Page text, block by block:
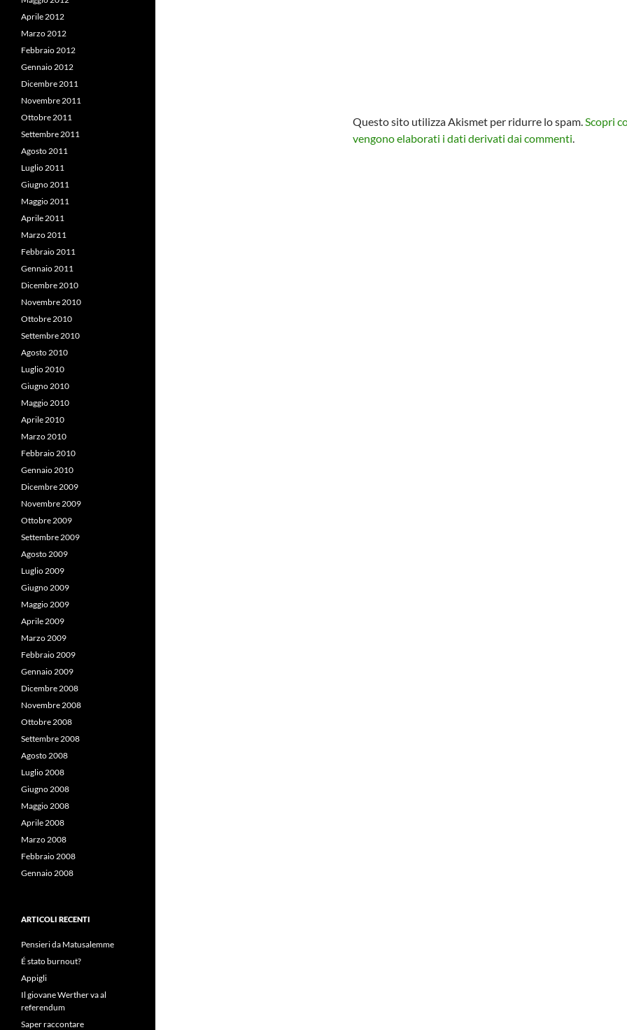
Questo sito utilizza Akismet per ridurre lo spam.Scopri
vengono elaborati i dati derivati dai commenti.
Aprile 2012
Marzo 2012
Febbraio 2012
Gennaio 2012
Dicembre 2011
Novembre 2011
Ottobre 2011
Settembre 2011
Agosto 2011
Luglio 2011
Giugno 2011
Maggio 2011
Aprile 2011
Marzo 2011
Febbraio 2011
Gennaio 2011
Dicembre 2010
Novembre 2010
Ottobre 2010
Settembre 2010
Agosto 2010
Luglio 2010
Giugno 2010
Maggio 2010
Aprile 2010
Marzo 2010
Febbraio 2010
Gennaio 2010
Dicembre 2009
Novembre 2009
Ottobre 2009
Settembre 2009
Agosto 2009
Luglio 2009
Giugno 2009
Maggio 2009
Aprile 2009
Marzo 2009
Febbraio 2009
Gennaio 2009
Dicembre 2008
Novembre 2008
Ottobre 2008
Settembre 2008
Agosto 2008
Luglio 2008
Giugno 2008
Maggio 2008
Aprile 2008
Marzo 2008
Febbraio 2008
Gennaio 2008
ARTICOLI RECENTI
Pensieri da Matusalemme
É stato burnout?
Appigli
Il giovane Werther va al
referendum
Saper raccontare